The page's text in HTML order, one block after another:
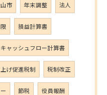
市 年末調整 法人
損益計算書
キャッシュフロー計算書
げ促進税制 税制改正
節税 役員報酬